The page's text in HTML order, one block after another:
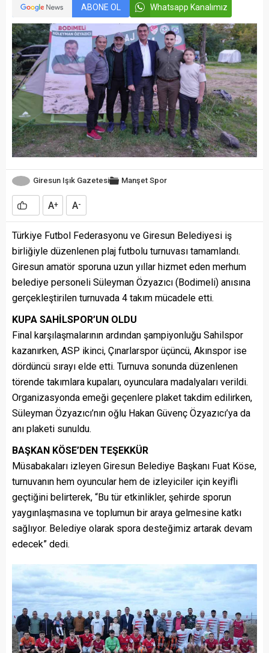
ABONE OL Whatsapp Kanalımız
Giresun Işık Gazetesi Manşet Spor
A+ A-
Türkiye Futbol Federasyonu ve Giresun Belediyesi iş
birliğiyle düzenlenen plaj futbolu turnuvası tamamlandı.
Giresun amatör sporuna uzun yıllar hizmet eden merhum
belediye personeli Süleyman Özyazıcı (Bodimeli) anısına
gerçekleştirilen turnuvada 4 takım mücadele etti.
KUPA SAHİLSPOR’UN OLDU
Final karşılaşmalarının ardından şampiyonluğu Sahilspor
kazanırken, ASP ikinci, Çınarlarspor üçüncü, Akınspor ise
dördüncü sırayı elde etti. Turnuva sonunda düzenlenen
törende takımlara kupaları, oyunculara madalyaları verildi.
Organizasyonda emeği geçenlere plaket takdim edilirken,
Süleyman Özyazıcı’nın oğlu Hakan Güvenç Özyazıcı’ya da
anı plaketi sunuldu.
BAŞKAN KÖSE’DEN TEŞEKKÜR
Müsabakaları izleyen Giresun Belediye Başkanı Fuat Köse,
turnuvanın hem oyuncular hem de izleyiciler için keyifli
geçtiğini belirterek, “Bu tür etkinlikler, şehirde sporun
yaygınlaşmasına ve toplumun bir araya gelmesine katkı
sağlıyor. Belediye olarak spora desteğimiz artarak devam
edecek” dedi.